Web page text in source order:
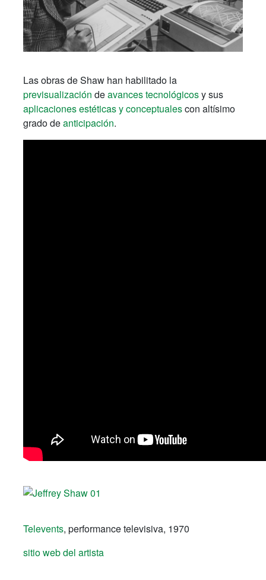
Las obras de Shaw han habilitado la
previsualización deavances tecnológicosy sus
aplicaciones estéticas y conceptualescon altísimo
grado deanticipación.
Televents, performance televisiva, 1970
sitio web del artista